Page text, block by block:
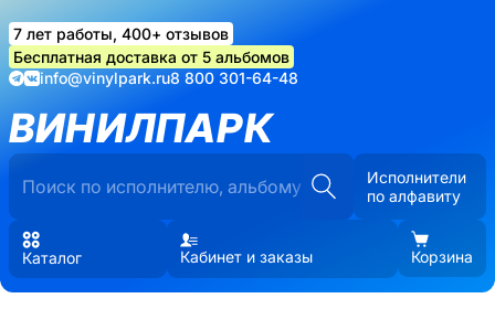
7 лет работы, 400+ отзывов
Бесплатная доставка от 5 альбомов
info@vinylpark.ru8 800 301-64-48
ВИНИЛПАРК
Исполнители
по алфавиту
Каталог Кабинет и заказы Корзина